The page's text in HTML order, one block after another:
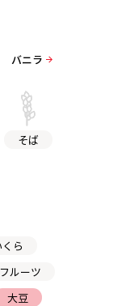
バニラ
そば
ら
ルーツ
大豆